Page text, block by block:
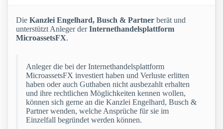
Die Kanzlei Engelhard, Busch & Partner berät und
unterstützt Anleger derInternethandelsplattform
MicroassetsFX.
Anleger die bei der Internethandelsplattform
MicroassetsFX investiert haben und Verluste erlitten
haben oder auch Guthaben nicht ausbezahlt erhalten
und ihre rechtlichen Möglichkeiten kennen wollen,
können sich gerne an die Kanzlei Engelhard, Busch &
Partner wenden, welche Ansprüche für sie im
Einzelfall begründet werden können.